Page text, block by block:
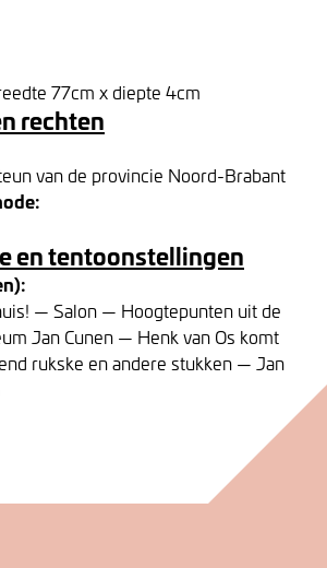
77cm x diepte 4cm
rechten
van de provincie Noord-Brabant
en tentoonstellingen
— Salon — Hoogtepunten uit de
Jan Cunen — Henk van Os komt
rukske en andere stukken — Jan